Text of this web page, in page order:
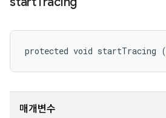
protected void startTracing (
매개변수